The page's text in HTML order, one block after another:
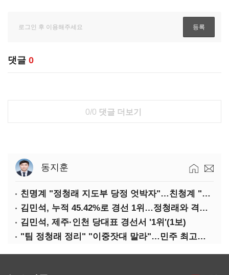
댓글 0
0/0 댓글 더보기
동지훈
친명계 "정청래 지도부 당정 엇박자"…친청계 "신천지 오물 폭탄"
김민석, 누적 45.42%로 경선 1위…정청래와 격차 0.86%p(2보)
김민석, 제주·인천 당대표 경선서 '1위'(1보)
"팀 정청래 정리" "이중잣대 말라"…민주 최고위원 계파 다툼 격화